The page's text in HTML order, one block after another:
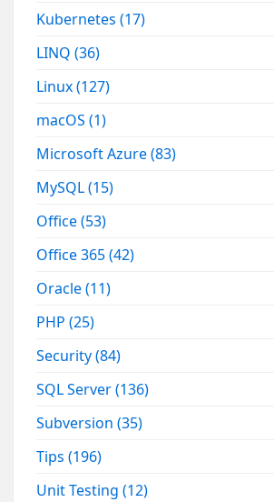
Kubernetes(17)
LINQ(36)
Linux(127)
macOS(1)
Microsoft Azure(83)
MySQL(15)
Office(53)
Office 365(42)
Oracle(11)
PHP(25)
Security(84)
SQL Server(136)
Subversion(35)
Tips(196)
Unit Testing(12)